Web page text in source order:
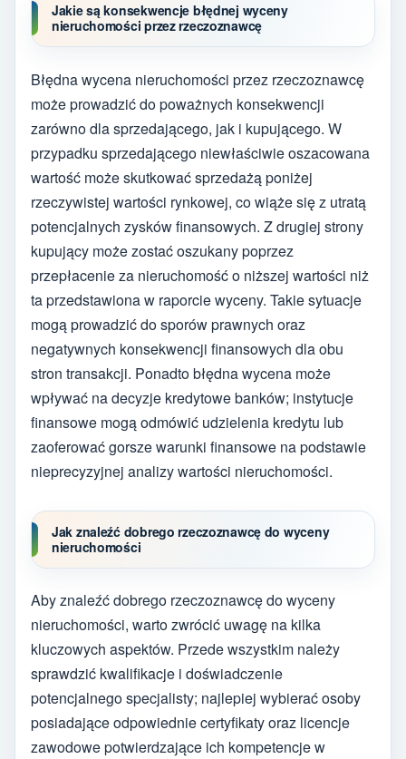
Jakie są konsekwencje błędnej wyceny
nieruchomości przez rzeczoznawcę
Błędna wycena nieruchomości przez rzeczoznawcę
może prowadzić do poważnych konsekwencji
zarówno dla sprzedającego, jak i kupującego. W
przypadku sprzedającego niewłaściwie oszacowana
wartość może skutkować sprzedażą poniżej
rzeczywistej wartości rynkowej, co wiąże się z utratą
potencjalnych zysków finansowych. Z drugiej strony
kupujący może zostać oszukany poprzez
przepłacenie za nieruchomość o niższej wartości niż
ta przedstawiona w raporcie wyceny. Takie sytuacje
mogą prowadzić do sporów prawnych oraz
negatywnych konsekwencji finansowych dla obu
stron transakcji. Ponadto błędna wycena może
wpływać na decyzje kredytowe banków; instytucje
finansowe mogą odmówić udzielenia kredytu lub
zaoferować gorsze warunki finansowe na podstawie
nieprecyzyjnej analizy wartości nieruchomości.
Jak znaleźć dobrego rzeczoznawcę do wyceny
nieruchomości
Aby znaleźć dobrego rzeczoznawcę do wyceny
nieruchomości, warto zwrócić uwagę na kilka
kluczowych aspektów. Przede wszystkim należy
sprawdzić kwalifikacje i doświadczenie
potencjalnego specjalisty; najlepiej wybierać osoby
posiadające odpowiednie certyfikaty oraz licencje
zawodowe potwierdzające ich kompetencje w